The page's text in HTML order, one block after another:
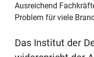
Ausreichend
Problem für viele
Das Institut der